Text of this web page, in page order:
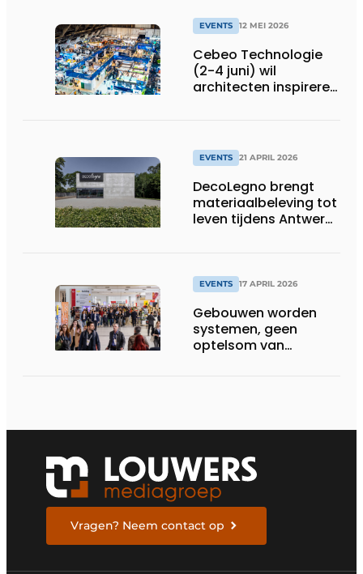
EVENTS 12 MEI 2026
Cebeo Technologie
(2-4 juni) wil
architecten inspireren
EVENTS 21 APRIL 2026
DecoLegno brengt
materiaalbeleving tot
leven tijdens Antwerp
EVENTS 17 APRIL 2026
Gebouwen worden
systemen, geen
optelsom van
Vragen? Neem contact op